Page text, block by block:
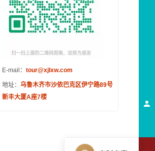
E-mail： tour@xjlxw.com
地址： 乌鲁木齐市沙依巴克区伊宁路89号
新丰大厦A座7楼